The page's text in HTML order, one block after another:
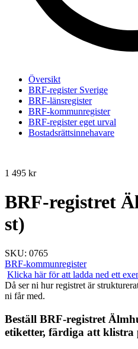
Översikt
BRF-register Sverige
BRF-länsregister
BRF-kommunregister
BRF-register eget urval
Bostadsrättsinnehavare
1 495 kr
BRF-registret
st)
SKU: 0765
BRF-kommunregister
Klicka här för att ladda ned ett
Då ser ni hur registret är
ni får med.
Beställ BRF-registret
etiketter, färdiga att klistra